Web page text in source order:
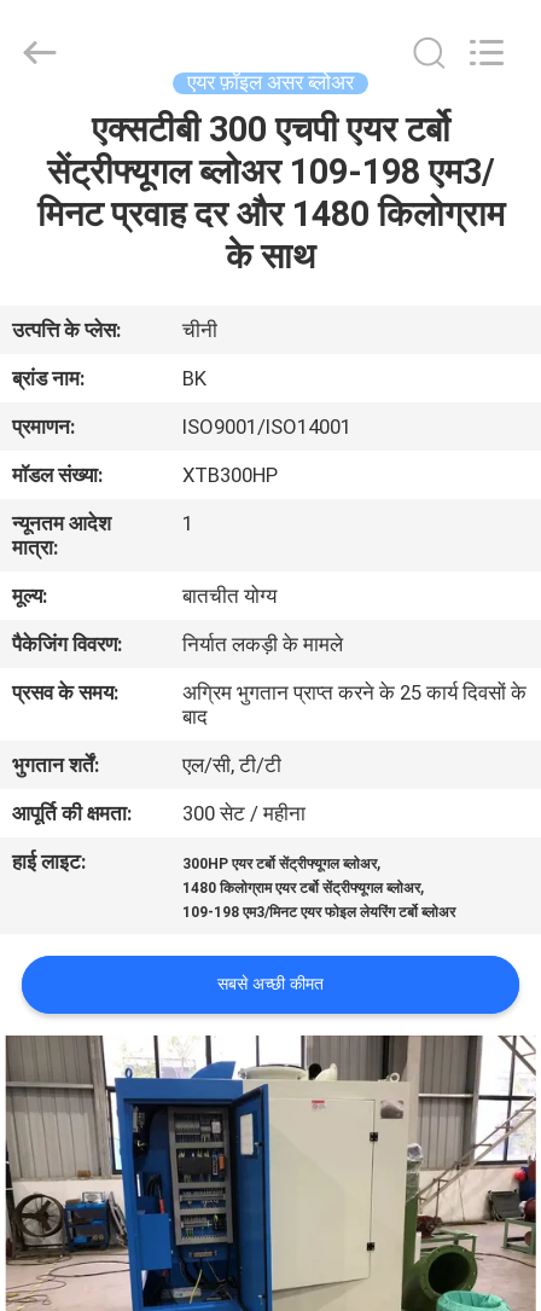
उत्पादों
हमारे
कारखाना
भ्रमण
गुणवत्ता
नियंत्रण
संपर्क
करें
की
विनती
करे
COMPANY
NEWS
साइटमैप
(Jiangsu)
एयर फ़ॉइल असर ब्लोअर
एक्सटीबी 300 एचपी एयर टर्बो
सेंट्रीफ्यूगल ब्लोअर 109-198 एम3/
मिनट प्रवाह दर और 1480 किलोग्राम
के साथ
उत्पत्ति के प्लेस:
चीनी
ब्रांड नाम:
BK
प्रमाणन:
ISO9001/ISO14001
मॉडल संख्या:
XTB300HP
न्यूनतम आदेश
मात्रा:
1
मूल्य:
बातचीत योग्य
पैकेजिंग विवरण:
निर्यात लकड़ी के मामले
प्रसव के समय:
अग्रिम भुगतान प्राप्त करने के 25 कार्य दिवसों के
बाद
भुगतान शर्तें:
एल/सी, टी/टी
आपूर्ति की क्षमता:
300 सेट / महीना
हाई लाइट:
300HP एयर टर्बो सेंट्रीफ्यूगल ब्लोअर,
1480 किलोग्राम एयर टर्बो सेंट्रीफ्यूगल ब्लोअर,
109-198 एम3/मिनट एयर फोइल लेयरिंग टर्बो ब्लोअर
सबसे अच्छी कीमत